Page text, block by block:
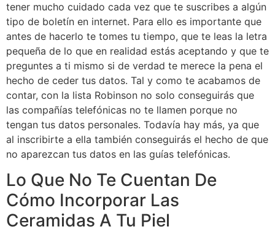
tener mucho cuidado cada vez que te suscribes a algún
tipo de boletín en internet. Para ello es importante que
antes de hacerlo te tomes tu tiempo, que te leas la letra
pequeña de lo que en realidad estás aceptando y que te
preguntes a ti mismo si de verdad te merece la pena el
hecho de ceder tus datos. Tal y como te acabamos de
contar, con la lista Robinson no solo conseguirás que
las compañías telefónicas no te llamen porque no
tengan tus datos personales. Todavía hay más, ya que
al inscribirte a ella también conseguirás el hecho de que
no aparezcan tus datos en las guías telefónicas.
Lo Que No Te Cuentan De
Cómo Incorporar Las
Ceramidas A Tu Piel